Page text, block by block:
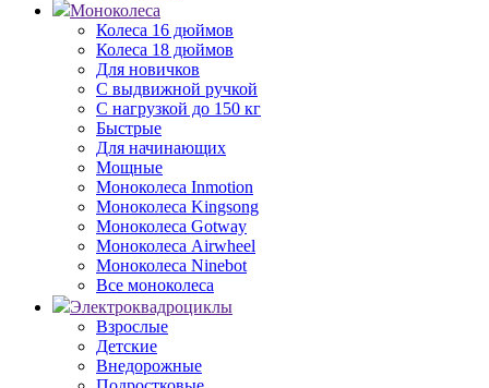
Моноколеса
Колеса 16 дюймов
Колеса 18 дюймов
Для новичков
С выдвижной ручкой
С нагрузкой до 150 кг
Быстрые
Для начинающих
Мощные
Моноколеса Inmotion
Моноколеса Kingsong
Моноколеса Gotway
Моноколеса Airwheel
Моноколеса Ninebot
Все моноколеса
Электроквадроциклы
Взрослые
Детские
Внедорожные